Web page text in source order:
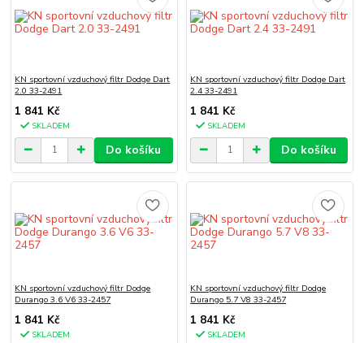
KN sportovní vzduchový filtr Dodge Dart
2.0 33-2491
1 841 Kč
SKLADEM
Do košíku
KN sportovní vzduchový filtr Dodge Dart
2.4 33-2491
1 841 Kč
SKLADEM
Do košíku
KN sportovní vzduchový filtr Dodge
Durango 3.6 V6 33-2457
1 841 Kč
SKLADEM
KN sportovní vzduchový filtr Dodge
Durango 5.7 V8 33-2457
1 841 Kč
SKLADEM